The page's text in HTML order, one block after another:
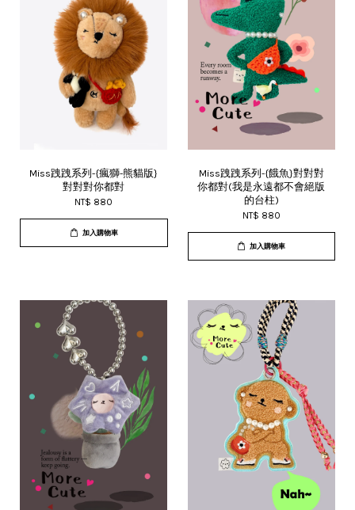
Miss跩跩系列-{瘋獅-熊貓版}
對對對你都對
NT$ 880
加入購物車
Miss跩跩系列-{餓魚}對對對
你都對(我是永遠都不會絕版
的台柱)
NT$ 880
加入購物車